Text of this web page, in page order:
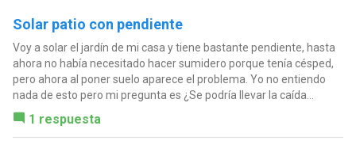
Solar patio con pendiente
Voy a solar el jardín de mi casa y tiene bastante pendiente, hasta
ahora no había necesitado hacer sumidero porque tenía césped,
pero ahora al poner suelo aparece el problema. Yo no entiendo
nada de esto pero mi pregunta es ¿Se podría llevar la caída...
1 respuesta